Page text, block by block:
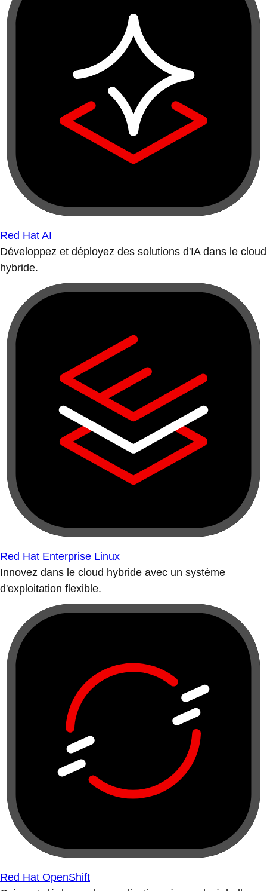
Red Hat AI
Développez et déployez des solutions d'IA dans le cloud
hybride.
Red Hat Enterprise Linux
Innovez dans le cloud hybride avec un système
d'exploitation flexible.
Red Hat OpenShift